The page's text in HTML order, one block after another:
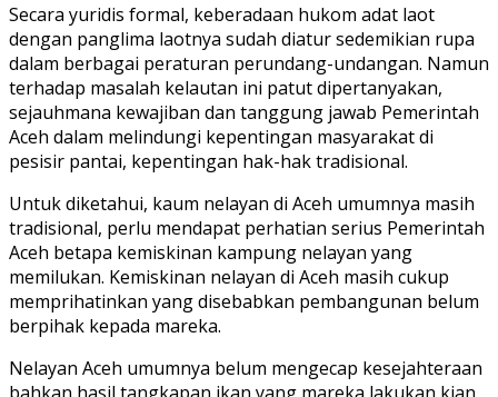
Secara yuridis formal, keberadaan hukom adat laot
dengan panglima laotnya sudah diatur sedemikian rupa
dalam berbagai peraturan perundang-undangan. Namun
terhadap masalah kelautan ini patut dipertanyakan,
sejauhmana kewajiban dan tanggung jawab Pemerintah
Aceh dalam melindungi kepentingan masyarakat di
pesisir pantai, kepentingan hak-hak tradisional.
Untuk diketahui, kaum nelayan di Aceh umumnya masih
tradisional, perlu mendapat perhatian serius Pemerintah
Aceh betapa kemiskinan kampung nelayan yang
memilukan. Kemiskinan nelayan di Aceh masih cukup
memprihatinkan yang disebabkan pembangunan belum
berpihak kepada mareka.
Nelayan Aceh umumnya belum mengecap kesejahteraan